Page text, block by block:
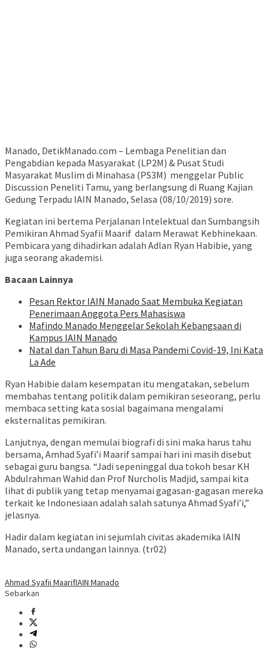
Manado, DetikManado.com – Lembaga Penelitian dan
Pengabdian kepada Masyarakat (LP2M) & Pusat Studi
Masyarakat Muslim di Minahasa (PS3M) menggelar Public
Discussion Peneliti Tamu, yang berlangsung di Ruang Kajian
Gedung Terpadu IAIN Manado, Selasa (08/10/2019) sore.
Kegiatan ini bertema Perjalanan Intelektual dan Sumbangsih
Pemikiran Ahmad Syafii Maarif dalam Merawat Kebhinekaan.
Pembicara yang dihadirkan adalah Adlan Ryan Habibie, yang
juga seorang akademisi.
Bacaan Lainnya
Pesan Rektor IAIN Manado Saat Membuka Kegiatan
Penerimaan Anggota Pers Mahasiswa
Mafindo Manado Menggelar Sekolah Kebangsaan di
Kampus IAIN Manado
Natal dan Tahun Baru di Masa Pandemi Covid-19, Ini Kata
La Ade
Ryan Habibie dalam kesempatan itu mengatakan, sebelum
membahas tentang politik dalam pemikiran seseorang, perlu
membaca setting kata sosial bagaimana mengalami
eksternalitas pemikiran.
Lanjutnya, dengan memulai biografi di sini maka harus tahu
bersama, Amhad Syafi’i Maarif sampai hari ini masih disebut
sebagai guru bangsa. “Jadi sepeninggal dua tokoh besar KH
Abdulrahman Wahid dan Prof Nurcholis Madjid, sampai kita
lihat di publik yang tetap menyamai gagasan-gagasan mereka
terkait ke Indonesiaan adalah salah satunya Ahmad Syafi’i,”
jelasnya.
Hadir dalam kegiatan ini sejumlah civitas akademika IAIN
Manado, serta undangan lainnya. (tr02)
Ahmad Syafii MaarifIAIN Manado
Sebarkan